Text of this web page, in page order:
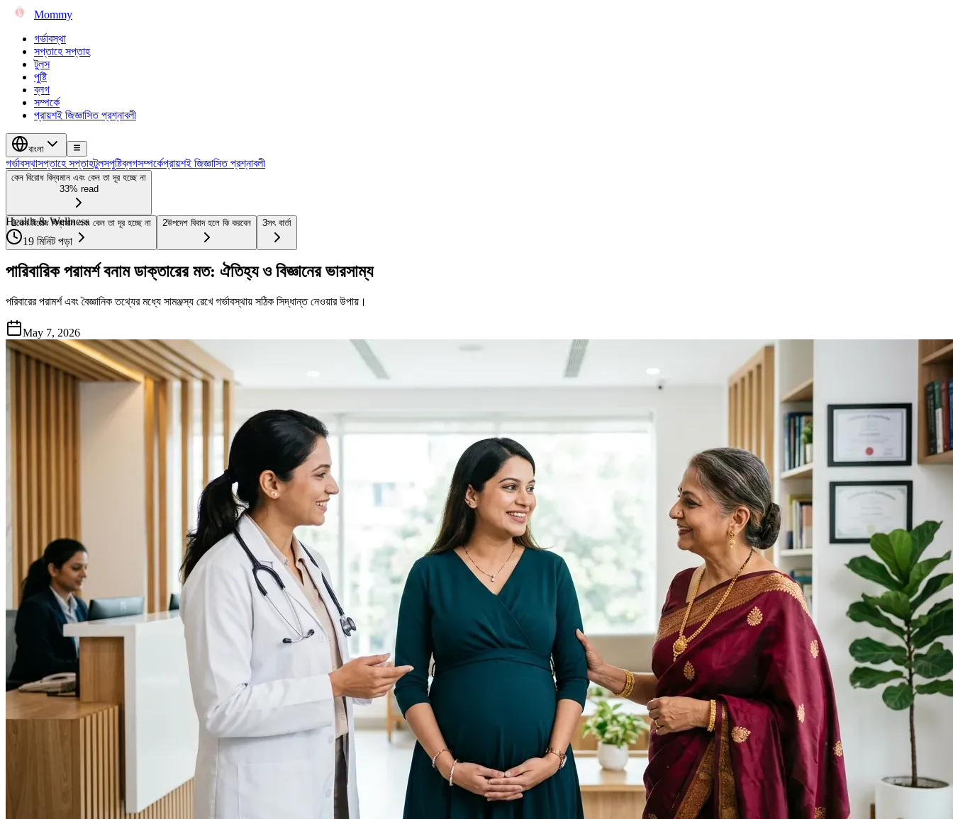
Mommy
গর্ভাবস্থা
সপ্তাহে সপ্তাহ
টুলস
পুষ্টি
ব্লগ
সম্পর্কে
প্রায়শই জিজ্ঞাসিত প্রশ্নাবলী
বাংলা
গর্ভাবস্থাসপ্তাহে সপ্তাহটুলসপুষ্টিব্লগসম্পর্কেপ্রায়শই জিজ্ঞাসিত প্রশ্নাবলী
কেন বিরোধ বিদ্যমান এবং কেন তা দূর হচ্ছে না
33% read
1কেন বিরোধ বিদ্যমান এবং কেন তা দূর হচ্ছে না 2উপদেশ বিবাদ হলে কি করবেন 3সৎ বার্তা
Health & Wellness
19 মিনিট পড়া
পারিবারিক পরামর্শ বনাম ডাক্তারের মত: ঐতিহ্য ও বিজ্ঞানের ভারসাম্য
পরিবারের পরামর্শ এবং বৈজ্ঞানিক তথ্যের মধ্যে সামঞ্জস্য রেখে গর্ভাবস্থায় সঠিক সিদ্ধান্ত নেওয়ার উপায়।
May 7, 2026